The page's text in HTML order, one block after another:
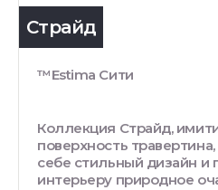
Страйд
™Estima Сити
Коллекция Страйд,
поверхность
себе стильный дизайн и
интерьеру природное